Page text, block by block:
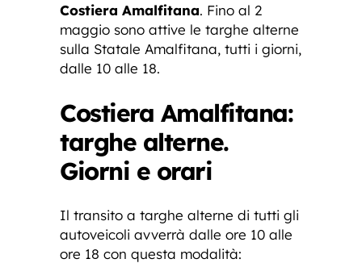
Costiera Amalfitana. Fino al 2
maggio sono attive le targhe alterne
sulla Statale Amalfitana, tutti i giorni,
dalle 10 alle 18.
Costiera Amalfitana:
targhe alterne.
Giorni e orari
Il transito a targhe alterne di tutti gli
autoveicoli avverrà dalle ore 10 alle
ore 18 con questa modalità: